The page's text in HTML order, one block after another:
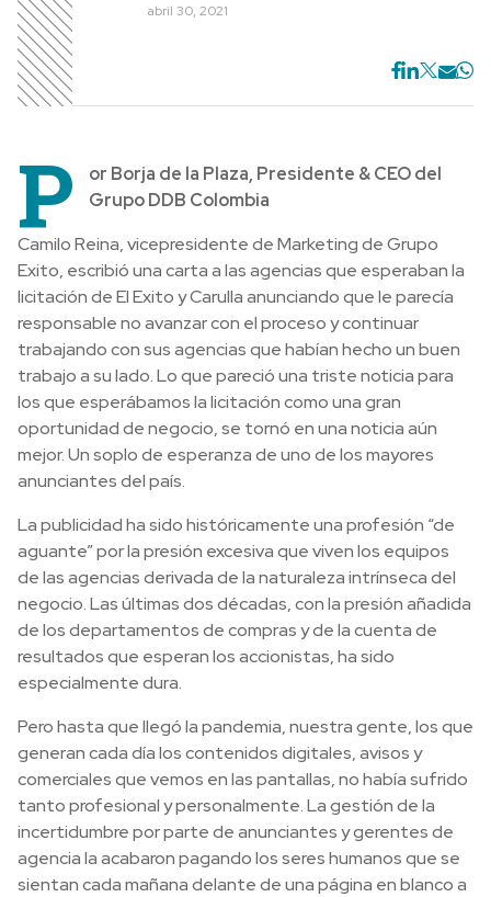
abril 30, 2021
P
or Borja de la Plaza, Presidente & CEO del
Grupo DDB Colombia
Camilo Reina, vicepresidente de Marketing de Grupo
Exito, escribió una carta a las agencias que esperaban la
licitación de El Exito y Carulla anunciando que le parecía
responsable no avanzar con el proceso y continuar
trabajando con sus agencias que habían hecho un buen
trabajo a su lado. Lo que pareció una triste noticia para
los que esperábamos la licitación como una gran
oportunidad de negocio, se tornó en una noticia aún
mejor. Un soplo de esperanza de uno de los mayores
anunciantes del país.
La publicidad ha sido históricamente una profesión “de
aguante” por la presión excesiva que viven los equipos
de las agencias derivada de la naturaleza intrínseca del
negocio. Las últimas dos décadas, con la presión añadida
de los departamentos de compras y de la cuenta de
resultados que esperan los accionistas, ha sido
especialmente dura.
Pero hasta que llegó la pandemia, nuestra gente, los que
generan cada día los contenidos digitales, avisos y
comerciales que vemos en las pantallas, no había sufrido
tanto profesional y personalmente. La gestión de la
incertidumbre por parte de anunciantes y gerentes de
agencia la acabaron pagando los seres humanos que se
sientan cada mañana delante de una página en blanco a